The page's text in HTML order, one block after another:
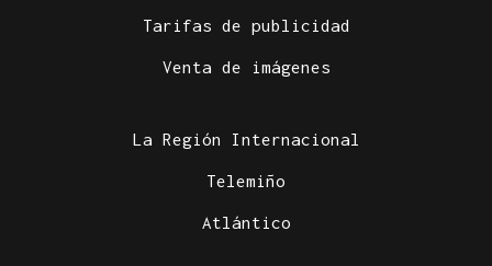
Tarifas de publicidad
Venta de imágenes
La Región Internacional
Telemiño
Atlántico